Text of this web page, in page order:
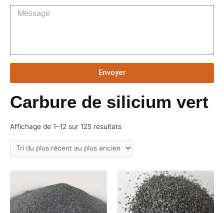
Envoyer
Carbure de silicium vert
Affichage de 1–12 sur 125 résultats